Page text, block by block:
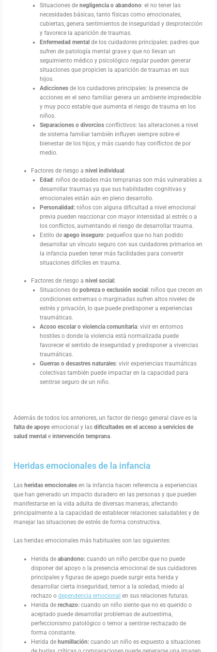
Situaciones denegligencia o abandono: el no tener las
necesidades básicas, tanto físicas como emocionales,
cubiertas, genera sentimientos de inseguridad y desprotección
y favorece la aparición de traumas.
Enfermedad mental de los cuidadores principales: padres que
sufren de patología mental grave y que no llevan un
seguimiento médico y psicológico regular pueden generar
situaciones que propicien la aparición de traumas en sus
hijos.
Adicciones de los cuidadores principales: la presencia de
acciones en el seno familiar genera un ambiente impredecible
y muy poco estable que aumenta el riesgo de trauma en los
niños.
Separaciones o divorcios conflictivos: las alteraciones a nivel
de sistema familiar también influyen siempre sobre el
bienestar de los hijos, y más cuando hay conflictos de por
medio.
Factores de riesgo anivel individual:
Edad: niños de edades más tempranas son más vulnerables a
desarrollar traumas ya que sus habilidades cognitivas y
emocionales están aún en pleno desarrollo.
Personalidad: niños con alguna dificultad a nivel emocional
previa pueden reaccionar con mayor intensidad al estrés o a
los conflictos, aumentando el riesgo de desarrollar trauma.
Estilo deapego inseguro: pequeños que no han podido
desarrollar un vínculo seguro con sus cuidadores primarios en
la infancia pueden tener más facilidades para convertir
situaciones difíciles en trauma.
Factores de riesgo anivel social:
Situaciones depobreza o exclusión social: niños que crecen en
condiciones extremas o marginadas sufren altos niveles de
estrés y privación, lo que puede predisponer a experiencias
traumáticas.
Acoso escolar o violencia comunitaria: vivir en entornos
hostiles o donde la violencia está normalizada puede
favorecer el sentido de inseguridad y predisponer a vivencias
traumáticas.
Guerras o desastres naturales: vivir experiencias traumáticas
colectivas también puede impactar en la capacidad para
sentirse seguro de un niño.
Además de todos los anteriores, un factor de riesgo general clave es la
falta de apoyo emocional y lasdificultades en el acceso a servicios de
salud mental eintervención temprana.
Heridas emocionales de la infancia
Las heridas emocionales en la infancia hacen referencia a experiencias
que han generado un impacto duradero en las personas y que pueden
manifestarse en la vida adulta de diversas maneras, afectando
principalmente a la capacidad de establecer relaciones saludables y de
manejar las situaciones de estrés de forma constructiva.
Las heridas emocionales más habituales son las siguientes:
Herida deabandono:cuando un niño percibe que no puede
disponer del apoyo o la presencia emocional de sus cuidadores
principales y figuras de apego puede surgir esta herida y
desarrollar cierta inseguridad, temor a la soledad, miedo al
rechazo odependencia emocional en sus relaciones futuras.
Herida derechazo:cuando un niño siente que no es querido o
aceptado puede desarrollar problemas de autoestima,
perfeccionismo patológico o temor a sentirse rechazado de
forma constante.
Herida de humillación:cuando un niño es expuesto a situaciones